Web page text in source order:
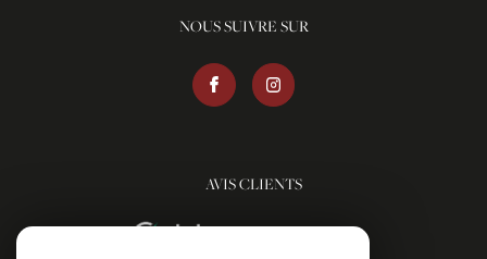
NOUS SUIVRE SUR
AVIS CLIENTS